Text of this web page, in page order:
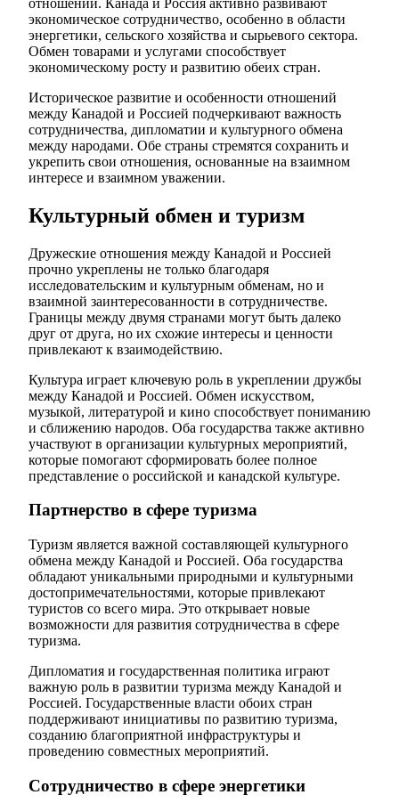
экономическое сотрудничество, особенно в области
энергетики, сельского хозяйства и сырьевого сектора.
Обмен товарами и услугами способствует
экономическому росту и развитию обеих стран.
Историческое развитие и особенности отношений
между Канадой и Россией подчеркивают важность
сотрудничества, дипломатии и культурного обмена
между народами. Обе страны стремятся сохранить и
укрепить свои отношения, основанные на взаимном
интересе и взаимном уважении.
Культурный обмен и туризм
Дружеские отношения между Канадой и Россией
прочно укреплены не только благодаря
исследовательским и культурным обменам, но и
взаимной заинтересованности в сотрудничестве.
Границы между двумя странами могут быть далеко
друг от друга, но их схожие интересы и ценности
привлекают к взаимодействию.
Культура играет ключевую роль в укреплении дружбы
между Канадой и Россией. Обмен искусством,
музыкой, литературой и кино способствует пониманию
и сближению народов. Оба государства также активно
участвуют в организации культурных мероприятий,
которые помогают сформировать более полное
представление о российской и канадской культуре.
Партнерство в сфере туризма
Туризм является важной составляющей культурного
обмена между Канадой и Россией. Оба государства
обладают уникальными природными и культурными
достопримечательностями, которые привлекают
туристов со всего мира. Это открывает новые
возможности для развития сотрудничества в сфере
туризма.
Дипломатия и государственная политика играют
важную роль в развитии туризма между Канадой и
Россией. Государственные власти обоих стран
поддерживают инициативы по развитию туризма,
созданию благоприятной инфраструктуры и
проведению совместных мероприятий.
Сотрудничество в сфере энергетики